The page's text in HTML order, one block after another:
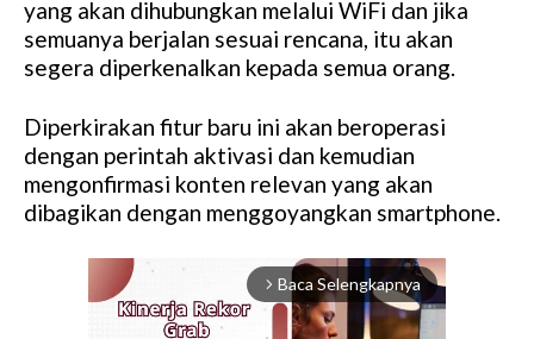
yang akan dihubungkan melalui WiFi dan jika
semuanya berjalan sesuai rencana, itu akan
segera diperkenalkan kepada semua orang.
Diperkirakan fitur baru ini akan beroperasi
dengan perintah aktivasi dan kemudian
mengonfirmasi konten relevan yang akan
dibagikan dengan menggoyangkan smartphone.
arrow_forward_ios Baca Selengkapnya